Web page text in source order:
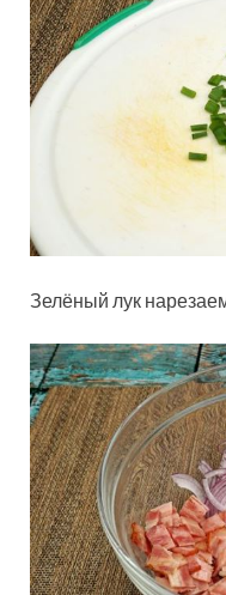
Зелёный лук